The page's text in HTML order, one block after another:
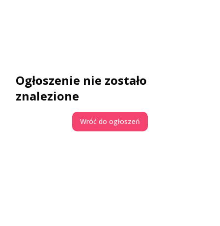
Ogłoszenie nie zostało
znalezione
Wróć do ogłoszeń